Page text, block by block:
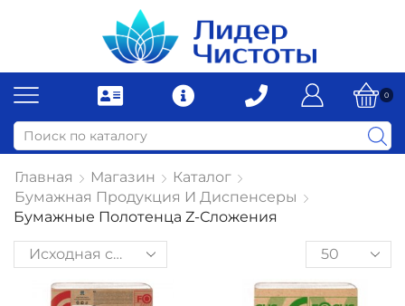
0
Главная Магазин
Каталог
Бумажная Продукция И Диспенсеры
Бумажные Полотенца Z-Сложения